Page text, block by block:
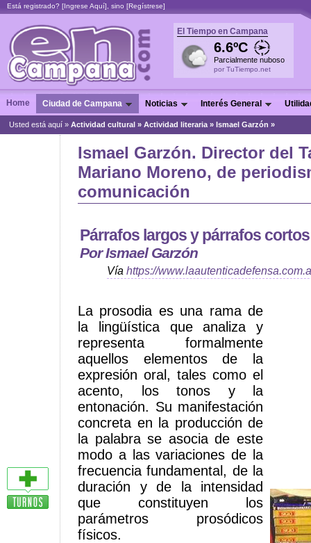
Está registrado? [Ingrese Aquí], sino [Regístrese]
El Tiempo en Campana
6.6ºC
Parcialmente nuboso
por TuTiempo.net
Home Ciudad de Campana Noticias Interés General
Usted está aquí » Actividad cultural » Actividad literaria » Ismael Garzón »
Ismael Garzón. Director del
Mariano Moreno, de
comunicación
Párrafos largos y párrafos cortos
Por Ismael Garzón
Vía https://
La prosodia es una rama de
la lingüística que analiza y
representa formalmente
aquellos elementos de la
expresión oral, tales como el
acento, los tonos y la
entonación. Su manifestación
concreta en la producción de
la palabra se asocia de este
modo a las variaciones de la
frecuencia fundamental, de la
duración y de la intensidad
que constituyen los
parámetros prosódicos
físicos.